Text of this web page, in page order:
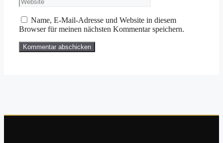
Name, E-Mail-Adresse und Website in diesem
Browser für meinen nächsten Kommentar speichern.